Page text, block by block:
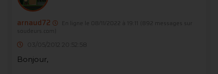
arnaud72 En ligne le 08/11/2022 à 19:11
(892 messages sur
soudeurs.com)
03/05/2012 20:52:58
Bonjour,